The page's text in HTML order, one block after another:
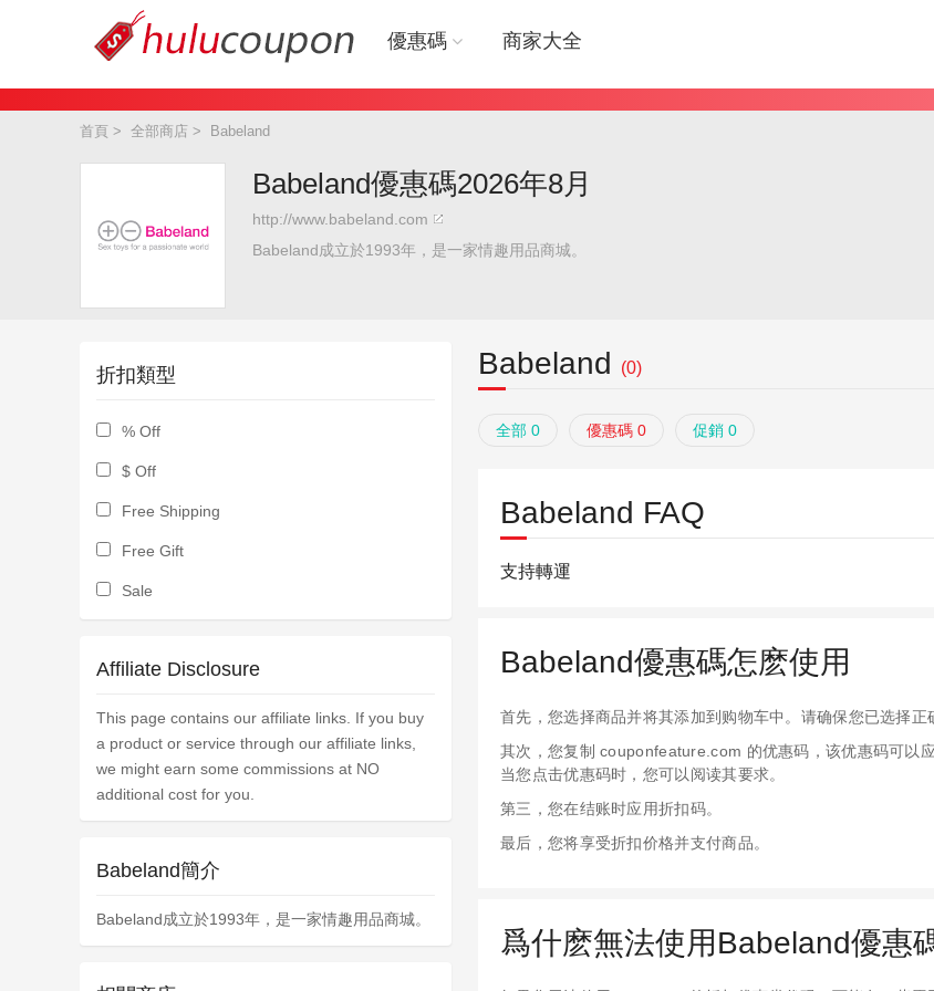
優惠碼 商家大全
首頁 > 全部商店 > Babeland
Babeland優惠碼2026年8月
http://www.babeland.com
Babeland成立於1993年，是一家情趣用品商城。
Babeland (0)
全部 0 優惠碼 0 促銷 0
Babeland FAQ
支持轉運
Babeland優惠碼怎麽使用
首先，您选择商品并将其添加到购物车中。请确保您已选择正
其次，您复制 couponfeature.com 的优惠码，该优惠码可以
当您点击优惠码时，您可以阅读其要求。
第三，您在结账时应用折扣码。
最后，您将享受折扣价格并支付商品。
爲什麽無法使用Babeland優惠
折扣類型
% Off
$ Off
Free Shipping
Free Gift
Sale
Affiliate Disclosure
This page contains our affiliate links. If you buy
a product or service through our affiliate links,
we might earn some commissions at NO
additional cost for you.
Babeland簡介
Babeland成立於1993年，是一家情趣用品商城。